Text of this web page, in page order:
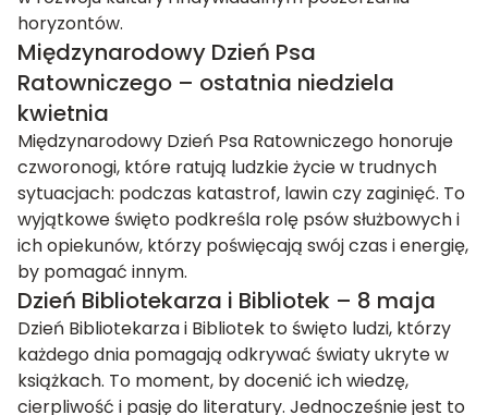
horyzontów.
Międzynarodowy Dzień Psa
Ratowniczego – ostatnia niedziela
kwietnia
Międzynarodowy Dzień Psa Ratowniczego honoruje
czworonogi, które ratują ludzkie życie w trudnych
sytuacjach: podczas katastrof, lawin czy zaginięć. To
wyjątkowe święto podkreśla rolę psów służbowych i
ich opiekunów, którzy poświęcają swój czas i energię,
by pomagać innym.
Dzień Bibliotekarza i Bibliotek – 8 maja
Dzień Bibliotekarza i Bibliotek to święto ludzi, którzy
każdego dnia pomagają odkrywać światy ukryte w
książkach. To moment, by docenić ich wiedzę,
cierpliwość i pasję do literatury. Jednocześnie jest to